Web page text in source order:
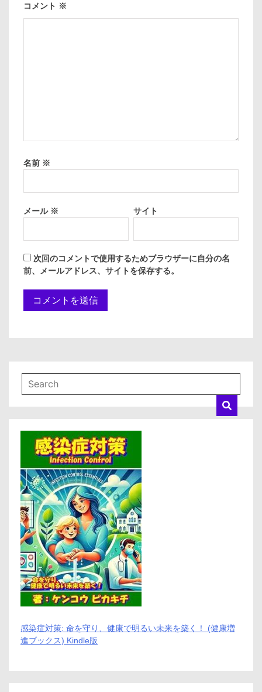
コメント ※
名前 ※
メール ※ サイト
次回のコメントで使用するためブラウザーに自分の名
前、メールアドレス、サイトを保存する。
感染症対策: 命を守り、健康で明るい未来を築く！ (健康増
進ブックス) Kindle版